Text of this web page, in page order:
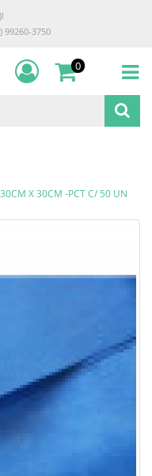
99260-3750
0
X 30CM -PCT C/ 50 UN